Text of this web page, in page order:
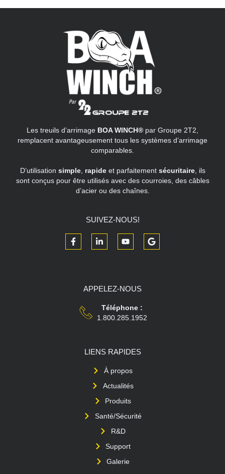
Les treuils d’arrimage BOA WINCH® par Groupe 2T2,
remplacent avantageusement tous les systèmes d’arrimage
comparables.
D’utilisation simple, rapideet parfaitement sécuritaire, ils
sont conçus pour être utilisés avec des courroies, des câbles
d’acier ou des chaînes.
SUIVEZ-NOUS!
APPELEZ-NOUS
Téléphone :
1.800.285.1952
LIENS RAPIDES
À propos
Actualités
Produits
Santé/Sécurité
R&D
Support
Galerie